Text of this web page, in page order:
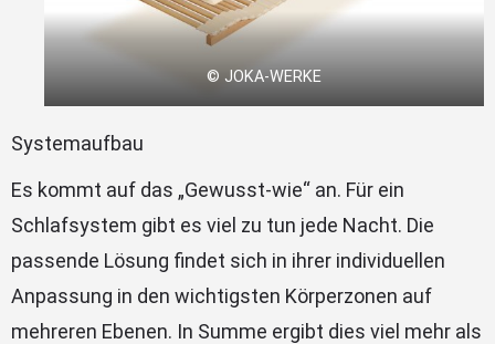
© JOKA-WERKE
Systemaufbau
Es kommt auf das „Gewusst-wie“ an. Für ein
Schlafsystem gibt es viel zu tun jede Nacht. Die
passende Lösung findet sich in ihrer individuellen
Anpassung in den wichtigsten Körperzonen auf
mehreren Ebenen. In Summe ergibt dies viel mehr als